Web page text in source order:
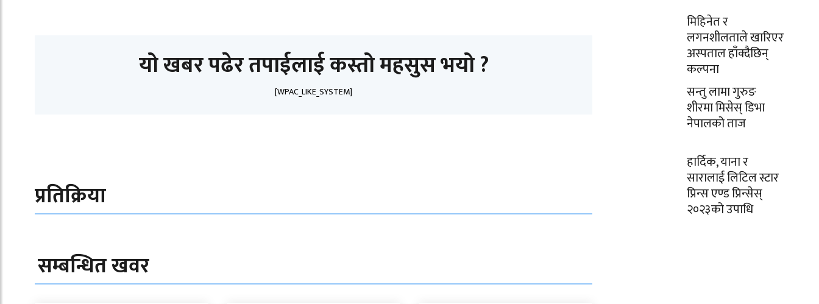
यो खबर पढेर तपाईलाई कस्तो महसुस भयो ?
[WPAC_LIKE_SYSTEM]
प्रतिक्रिया
सम्बन्धित खवर
मिहिनेत र
लगनशीलताले खारिएर
अस्पताल हाँक्दैछिन्
कल्पना
सन्तु लामा गुरुङ
शीरमा मिसेस् डिभा
नेपालको ताज
हार्दिक, याना र
सारालाई लिटिल स्टार
प्रिन्स एण्ड प्रिन्सेस्
२०२३को उपाधि